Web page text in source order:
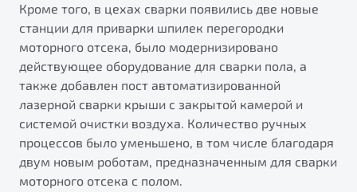
Обзор В наличии
Кроме того, в цехах сварки появились две новые
станции для приварки шпилек перегородки
моторного отсека, было модернизировано
действующее оборудование для сварки пола, а
также добавлен пост автоматизированной
лазерной сварки крыши с закрытой камерой и
системой очистки воздуха. Количество ручных
процессов было уменьшено, в том числе благодаря
двум новым роботам, предназначенным для сварки
моторного отсека с полом.